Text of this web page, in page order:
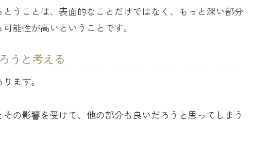
うことは、表面的なことだけではなく、もっと深い部分
能性が高いということです。
うと考える
ます。
の影響を受けて、他の部分も良いだろうと思ってしまう